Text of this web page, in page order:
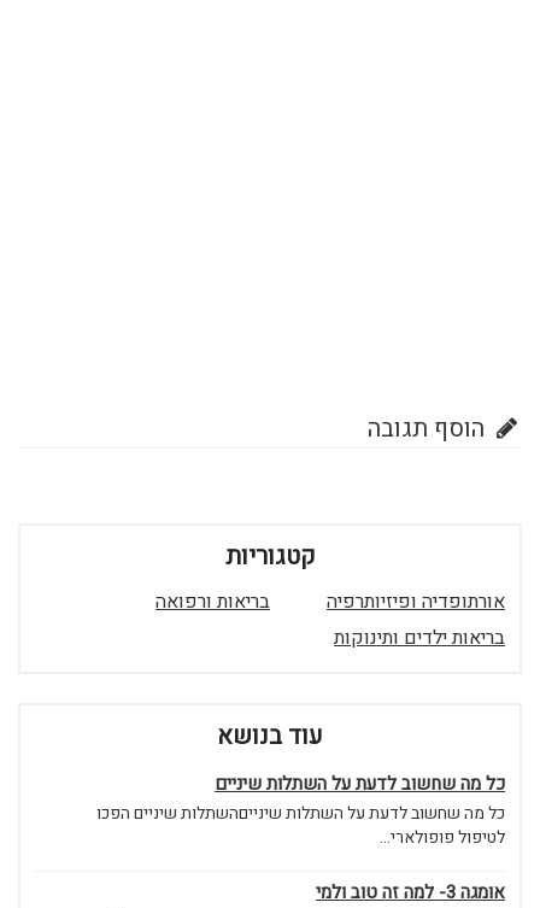
הוסף תגובה
קטגוריות
אורתופדיה ופיזיותרפיה
בריאות ורפואה
בריאות ילדים ותינוקות
עוד בנושא
כל מה שחשוב לדעת על השתלות שיניים
כל מה שחשוב לדעת על השתלות שינייםהשתלות שיניים הפכו
לטיפול פופולארי...
אומגה 3- למה זה טוב ולמי